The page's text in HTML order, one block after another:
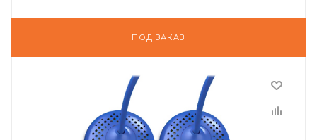
ПОД ЗАКАЗ